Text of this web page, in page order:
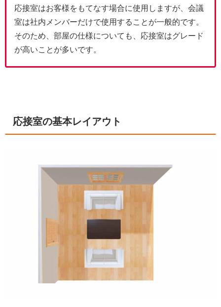
応接室はお客様をもてなす場合に使用しますが、会議
室は社内メンバーだけで使用することが一般的です。
そのため、部屋の仕様についても、応接室はグレード
が高いことが多いです。
応接室の基本レイアウト